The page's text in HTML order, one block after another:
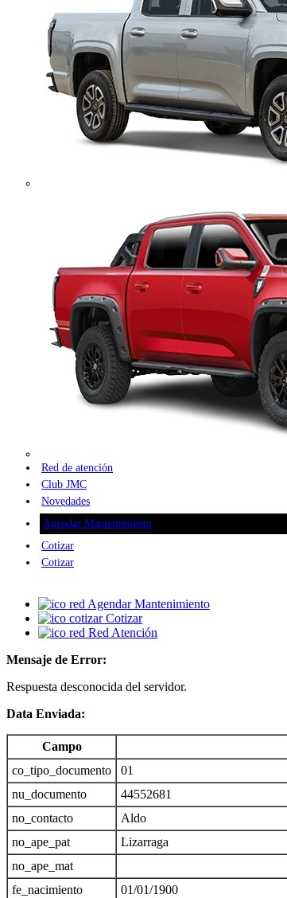
Red de atención
Club JMC
Novedades
Agendar Mantenimiento
Cotizar
Cotizar
Agendar Mantenimiento
Cotizar
Red Atención
Mensaje de Error:
Respuesta desconocida del servidor.
Data Enviada:
Campo
co_tipo_documento
01
nu_documento
44552681
no_contacto
Aldo
no_ape_pat
Lizarraga
no_ape_mat
fe_nacimiento
01/01/1900